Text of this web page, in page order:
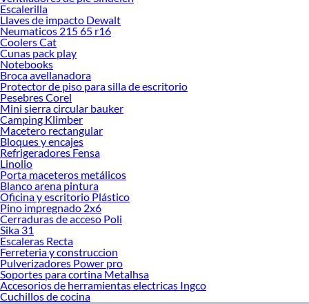
¡Visítanos y haz tus ideas realidad!
Escalerilla
Llaves de impacto Dewalt
Neumaticos 215 65 r16
Coolers Cat
Cunas pack play
Notebooks
Broca avellanadora
Protector de piso para silla de escritorio
Pesebres Corel
Mini sierra circular bauker
Camping Klimber
Macetero rectangular
Bloques y encajes
Refrigeradores Fensa
Linolio
Porta maceteros metálicos
Blanco arena pintura
Oficina y escritorio Plástico
Pino impregnado 2x6
Cerraduras de acceso Poli
Sika 31
Escaleras Recta
Ferreteria y construccion
Pulverizadores Power pro
Soportes para cortina Metalhsa
Accesorios de herramientas electricas Ingco
Cuchillos de cocina